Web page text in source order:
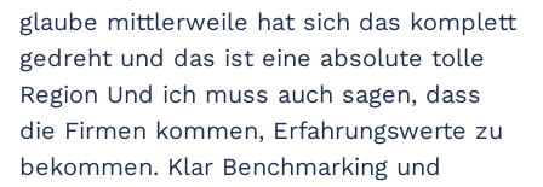
glaube mittlerweile hat sich das komplett
gedreht und das ist eine absolute tolle
Region Und ich muss auch sagen, dass
die Firmen kommen, Erfahrungswerte zu
bekommen. Klar Benchmarking und